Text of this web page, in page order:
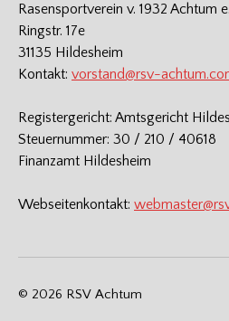
Rasensportverein v. 1932 Achtum
Ringstr. 17e
31135 Hildesheim
Kontakt: vorstand@rsv-
Registergericht: Amtsgericht
Steuernummer: 30 / 210 / 40618
Finanzamt Hildesheim
Webseitenkontakt:
© 2026 RSV Achtum